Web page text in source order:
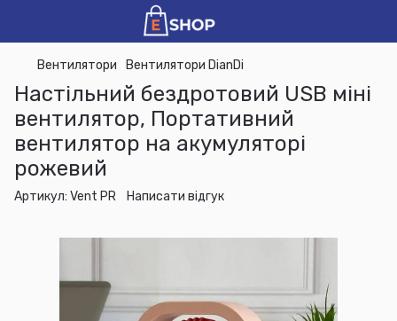
Вентилятори Вентилятори DianDi
Настільний бездротовий USB міні
вентилятор, Портативний
вентилятор на акумуляторі
рожевий
Артикул: Vent PR Написати відгук